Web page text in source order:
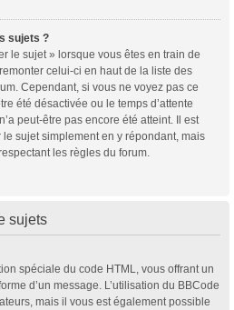
sujets ?
le sujet » lorsque vous êtes en train de
celui-ci en haut de la liste des
Cependant, si vous ne voyez pas ce
été désactivée ou le temps d’attente
peut-être pas encore été atteint. Il est
sujet simplement en y répondant, mais
les règles du forum.
sujets
spéciale du code HTML, vous offrant un
d’un message. L’utilisation du BBCode
mais il vous est également possible